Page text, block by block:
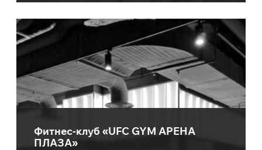
Фитнес-клуб «UFC GYM АРЕНА
ПЛАЗА»